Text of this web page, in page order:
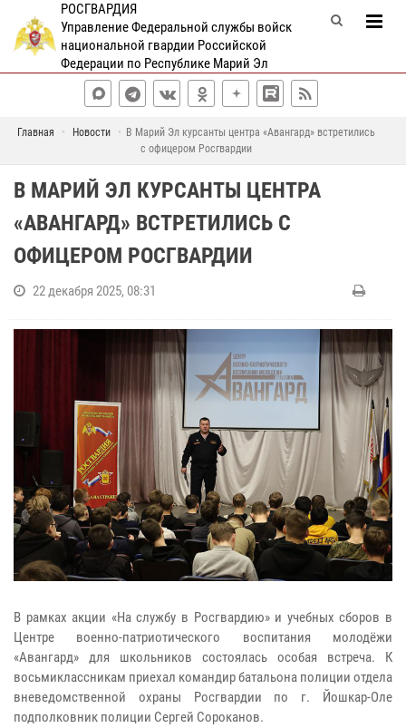
РОСГВАРДИЯ
Управление Федеральной службы войск
национальной гвардии Российской
Федерации по Республике Марий Эл
Главная Новости
В Марий Эл курсанты центра «Авангард» встретились
с офицером Росгвардии
В МАРИЙ ЭЛ КУРСАНТЫ ЦЕНТРА
«АВАНГАРД» ВСТРЕТИЛИСЬ С
ОФИЦЕРОМ РОСГВАРДИИ
22 декабря 2025, 08:31
В рамках акции «На службу в Росгвардию» и учебных сборов в
Центре военно-патриотического воспитания молодёжи
«Авангард» для школьников состоялась особая встреча. К
восьмиклассникам приехал командир батальона полиции отдела
вневедомственной охраны Росгвардии по г. Йошкар-Оле
подполковник полиции Сергей Сороканов.